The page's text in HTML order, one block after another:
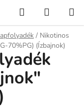
KeresésKOSÁR
/ Nikotinos
70%PG) (Ízbajnok)